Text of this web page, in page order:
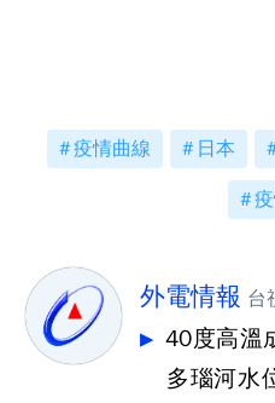
疫情曲線 日本
外電情報 台
40度高溫
多瑙河水